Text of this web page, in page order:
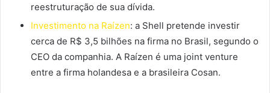
reestruturação de sua dívida.
Investimento na Raízen: a Shell pretende investir
cerca de R$ 3,5 bilhões na firma no Brasil, segundo o
CEO da companhia. A Raízen é uma joint venture
entre a firma holandesa e a brasileira Cosan.